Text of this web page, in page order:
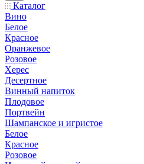
Каталог
Вино
Белое
Красное
Оранжевое
Розовое
Херес
Десертное
Винный напиток
Плодовое
Портвейн
Шампанское и игристое
Белое
Красное
Розовое